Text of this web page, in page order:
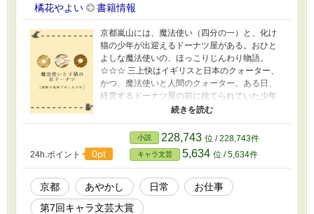
橘花やよい 書籍情報
京都嵐山には、魔法使い（四分の一）と、化け
猫の少年が出迎えるドーナツ屋がある。おひと
よしな魔法使いの、ほっこりじんわり物語。
☆☆☆ 三上快はイギリスと日本のクォーター、
かつ、魔法使いと人間のクォーター。ある日、
経営するドーナツ屋の前に捨てられていた少年
（化け猫）を拾う。妙になつかれてしまった快
あやかし、一筋縄ではいかないのだが。 ☆☆☆
あやかし×お仕事（ドーナツ屋）×ご当地（京
都）×ちょっと謎解き×グルメと、よくばりなお
話、完結しました！楽しんでいただければ幸い
です。 感想は基本的に全体公開にしてあるの
で、ネタバレ注意です。
24h.ポイント 0pt
小説 228,743 位 / 228,743件
キャラ文芸 5,634 位 / 5,634件
京都 あやかし 日常
お仕事
第7回キャラ文芸大賞